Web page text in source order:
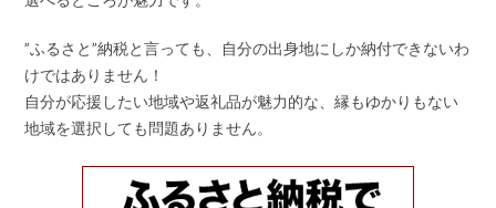
”ふるさと”納税と言っても、自分の出身地にしか納付できないわ
けではありません！
自分が応援したい地域や返礼品が魅力的な、縁もゆかりもない
地域を選択しても問題ありません。